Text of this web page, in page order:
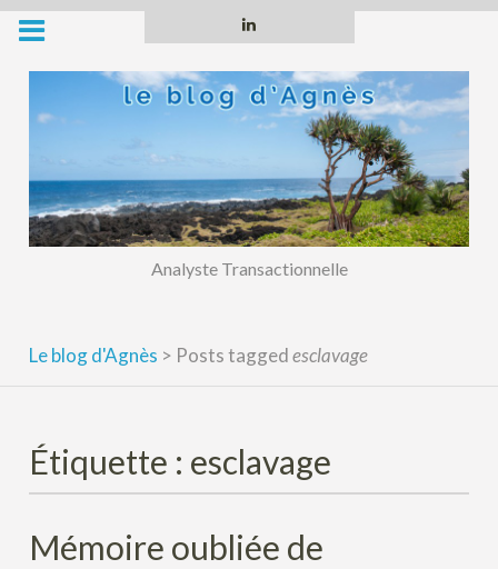
Skip
content
Analyste Transactionnelle
Le blog d'Agnès > Posts taggedesclavage
Étiquette : esclavage
Mémoire oubliée de